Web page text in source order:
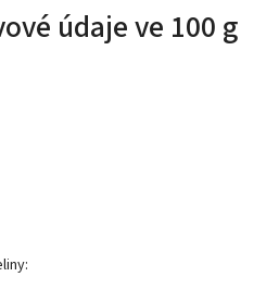
údaje ve 100 g